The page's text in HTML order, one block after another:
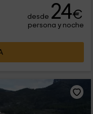
desde 24€
persona y noche